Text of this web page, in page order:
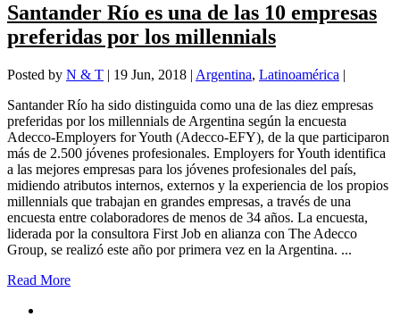
Santander Río es una de las 10 empresas
preferidas por los millennials
Posted by N & T | 19 Jun, 2018 | Argentina, Latinoamérica |
Santander Río ha sido distinguida como una de las diez empresas
preferidas por los millennials de Argentina según la encuesta
Adecco-Employers for Youth (Adecco-EFY), de la que participaron
más de 2.500 jóvenes profesionales. Employers for Youth identifica
a las mejores empresas para los jóvenes profesionales del país,
midiendo atributos internos, externos y la experiencia de los propios
millennials que trabajan en grandes empresas, a través de una
encuesta entre colaboradores de menos de 34 años. La encuesta,
liderada por la consultora First Job en alianza con The Adecco
Group, se realizó este año por primera vez en la Argentina. ...
Read More